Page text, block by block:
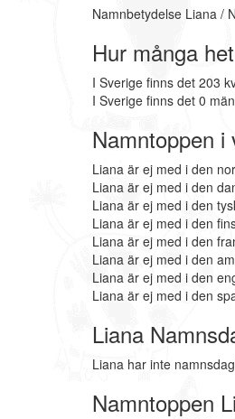
Namnbetydelse Liana /
Hur många
I Sverige finns det 203
I Sverige finns det 0
Namntoppen i
Liana är ej med i den
Liana är ej med i den
Liana är ej med i den
Liana är ej med i den
Liana är ej med i den
Liana är ej med i den
Liana är ej med i den
Liana är ej med i den
Liana
Liana har inte
Namntoppen